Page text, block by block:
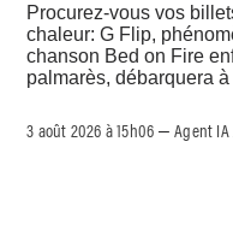
Procurez-vous vos
chaleur: G Flip,
chanson Bed on Fire
palmarès, débarquera
3 août 2026 à 15h06 –Agent